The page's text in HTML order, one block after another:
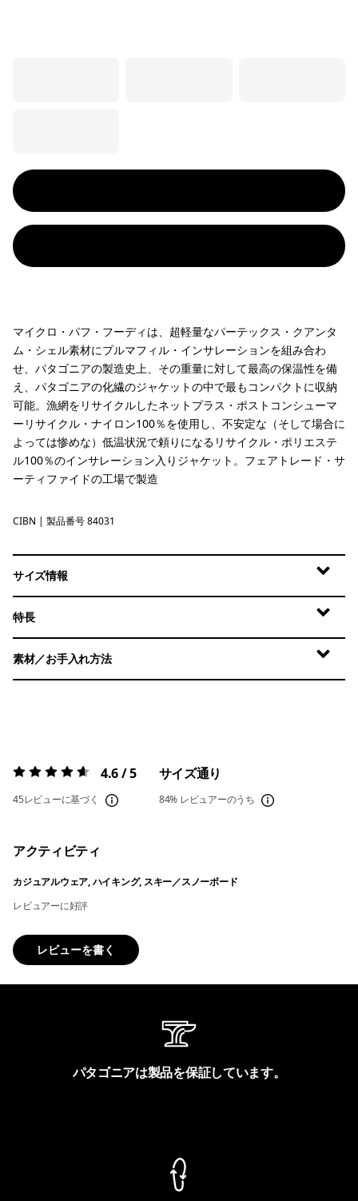
マイクロ・パフ・フーディは、超軽量なパーテックス・クアンタ
ム・シェル素材にプルマフィル・インサレーションを組み合わ
せ、パタゴニアの製造史上、その重量に対して最高の保温性を備
え、パタゴニアの化繊のジャケットの中で最もコンパクトに収納
可能。漁網をリサイクルしたネットプラス・ポストコンシューマ
ーリサイクル・ナイロン100％を使用し、不安定な（そして場合に
よっては惨めな）低温状況で頼りになるリサイクル・ポリエステ
ル100％のインサレーション入りジャケット。フェアトレード・サ
ーティファイドの工場で製造
Cinnamon Brown
CIBN | 製品番号 84031
サイズ情報
特長
素材／お手入れ方法
評価:4.6 / 5 4.6 / 5
45レビューに基づく
サイズ通り
84% レビュアーのうち
アクティビティ
カジュアルウェア, ハイキング, スキー／スノーボード
レビュアーに好評
レビューを書く
パタゴニアは製品を保証しています。